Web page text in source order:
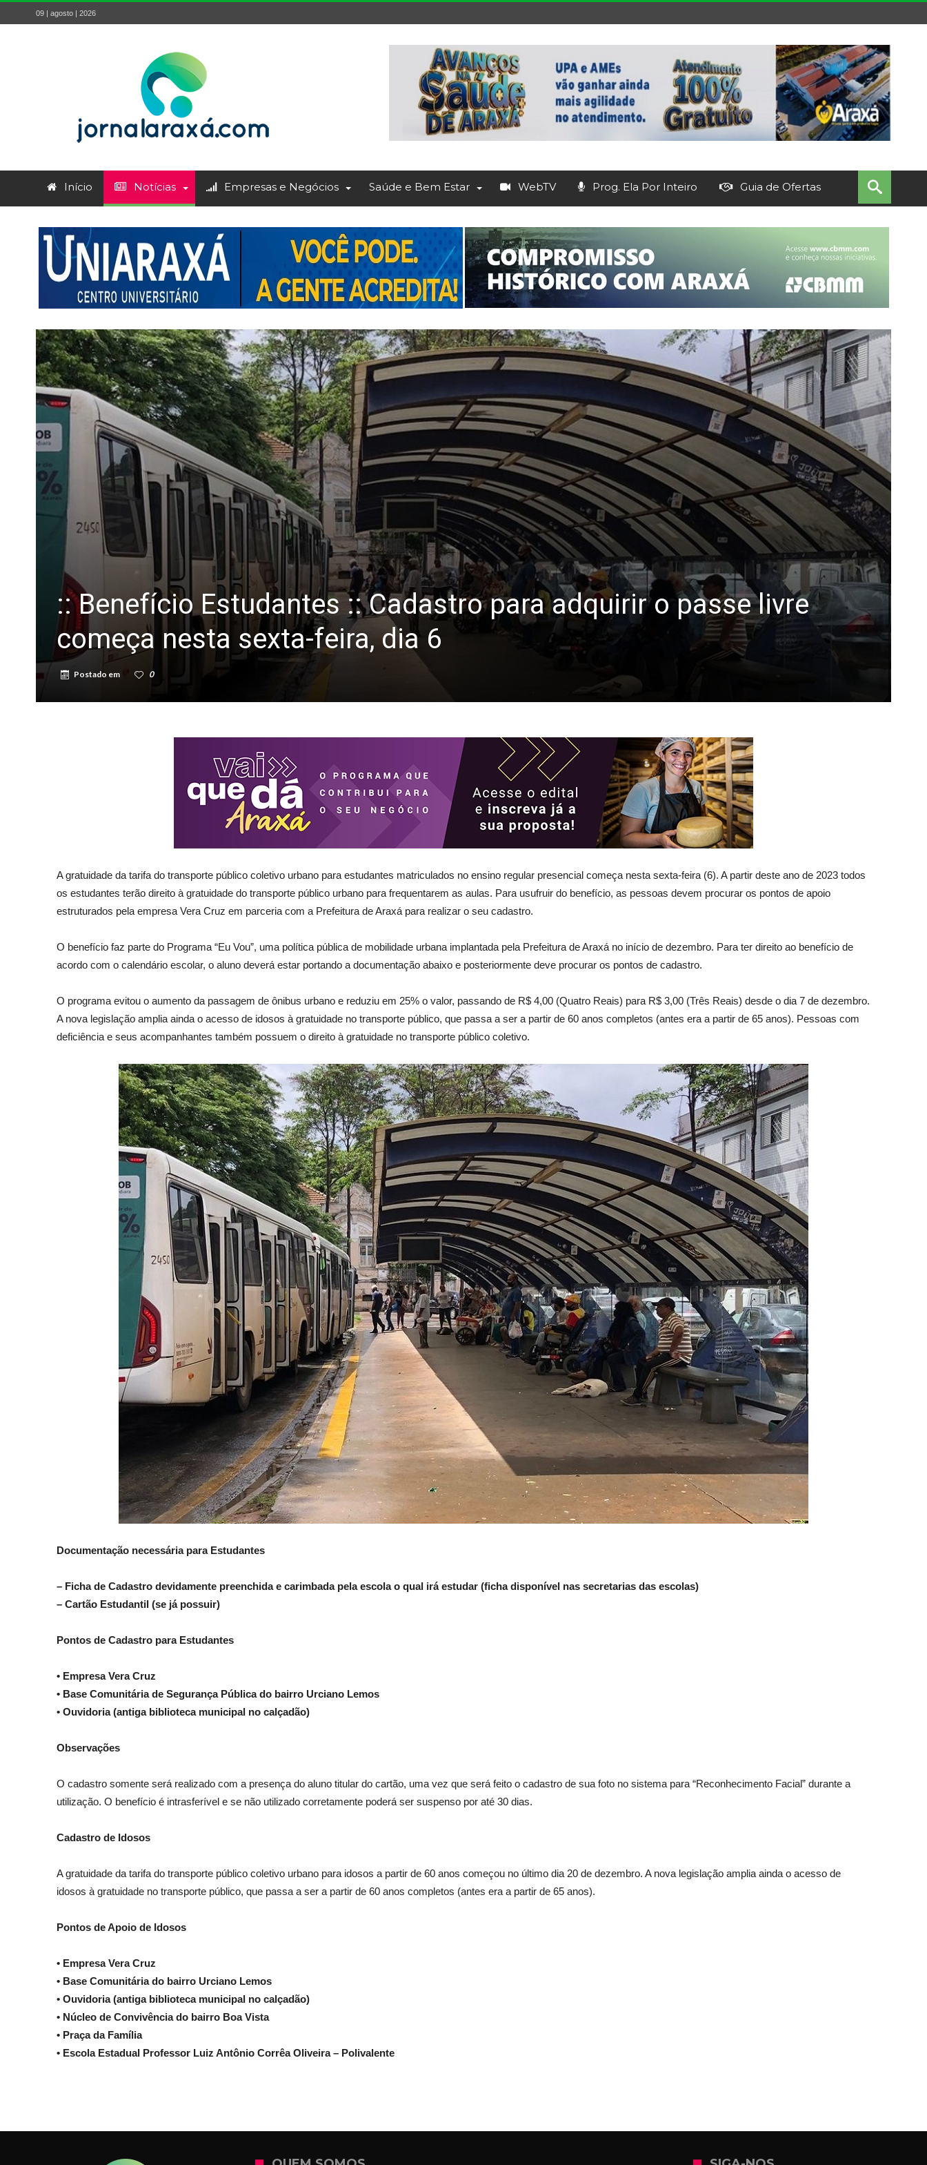
09 | agosto | 2026
Início Notícias Empresas e Negócios Saúde e Bem Estar WebTV Prog. Ela Por Inteiro Guia de Ofertas
:: Benefício Estudantes :: Cadastro para adquirir o passe livre
começa nesta sexta-feira, dia 6
Postado em 0
A gratuidade da tarifa do transporte público coletivo urbano para estudantes matriculados no ensino regular presencial começa nesta sexta-feira (6). A partir deste ano de 2023 todos
os estudantes terão direito à gratuidade do transporte público urbano para frequentarem as aulas. Para usufruir do benefício, as pessoas devem procurar os pontos de apoio
estruturados pela empresa Vera Cruz em parceria com a Prefeitura de Araxá para realizar o seu cadastro.
O benefício faz parte do Programa “Eu Vou”, uma política pública de mobilidade urbana implantada pela Prefeitura de Araxá no início de dezembro. Para ter direito ao benefício de
acordo com o calendário escolar, o aluno deverá estar portando a documentação abaixo e posteriormente deve procurar os pontos de cadastro.
O programa evitou o aumento da passagem de ônibus urbano e reduziu em 25% o valor, passando de R$ 4,00 (Quatro Reais) para R$ 3,00 (Três Reais) desde o dia 7 de dezembro.
A nova legislação amplia ainda o acesso de idosos à gratuidade no transporte público, que passa a ser a partir de 60 anos completos (antes era a partir de 65 anos). Pessoas com
deficiência e seus acompanhantes também possuem o direito à gratuidade no transporte público coletivo.
Documentação necessária para Estudantes
– Ficha de Cadastro devidamente preenchida e carimbada pela escola o qual irá estudar (ficha disponível nas secretarias das escolas)
– Cartão Estudantil (se já possuir)
Pontos de Cadastro para Estudantes
• Empresa Vera Cruz
• Base Comunitária de Segurança Pública do bairro Urciano Lemos
• Ouvidoria (antiga biblioteca municipal no calçadão)
Observações
O cadastro somente será realizado com a presença do aluno titular do cartão, uma vez que será feito o cadastro de sua foto no sistema para “Reconhecimento Facial” durante a
utilização. O benefício é intrasferível e se não utilizado corretamente poderá ser suspenso por até 30 dias.
Cadastro de Idosos
A gratuidade da tarifa do transporte público coletivo urbano para idosos a partir de 60 anos começou no último dia 20 de dezembro. A nova legislação amplia ainda o acesso de
idosos à gratuidade no transporte público, que passa a ser a partir de 60 anos completos (antes era a partir de 65 anos).
Pontos de Apoio de Idosos
• Empresa Vera Cruz
• Base Comunitária do bairro Urciano Lemos
• Ouvidoria (antiga biblioteca municipal no calçadão)
• Núcleo de Convivência do bairro Boa Vista
• Praça da Família
• Escola Estadual Professor Luiz Antônio Corrêa Oliveira – Polivalente